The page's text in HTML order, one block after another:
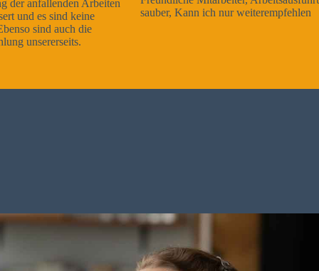
sauber, Kann ich nur weiterempfehlen